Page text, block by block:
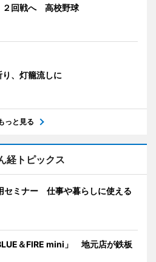
２回戦へ 高校野球
、灯籠流しに
っと見る
経トピックス
セミナー 仕事や暮らしに使える
＆FIRE mini」 地元店が鉄板